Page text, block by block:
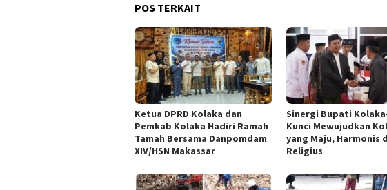
POS TERKAIT
Ketua DPRD Kolaka dan
Pemkab Kolaka Hadiri Ramah
Tamah Bersama Danpomdam
XIV/HSN Makassar
Sinergi Bupati
Kunci Mewujudkan
yang Maju, Harmonis
Religius